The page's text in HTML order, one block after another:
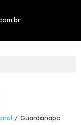
/ Guardanapo